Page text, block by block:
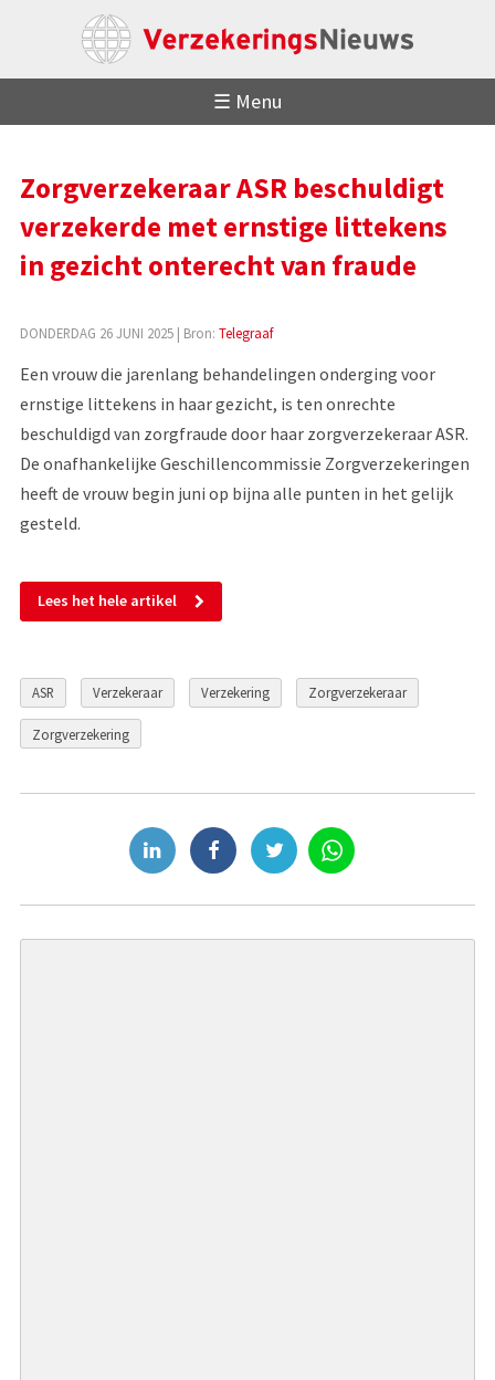
☰ Menu
Zorgverzekeraar ASR beschuldigt
verzekerde met ernstige littekens
in gezicht onterecht van fraude
DONDERDAG 26 JUNI 2025| Bron: Telegraaf
Een vrouw die jarenlang behandelingen onderging voor
ernstige littekens in haar gezicht, is ten onrechte
beschuldigd van zorgfraude door haar zorgverzekeraar ASR.
De onafhankelijke Geschillencommissie Zorgverzekeringen
heeft de vrouw begin juni op bijna alle punten in het gelijk
gesteld.
Lees het hele artikel
ASR Verzekeraar Verzekering Zorgverzekeraar
Zorgverzekering